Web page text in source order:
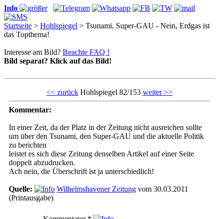
Info
Startseite > Hohlspiegel > Tsunami, Super-GAU - Nein, Erdgas ist
das Topthema!
Interesse am Bild? Beachte FAQ !
Bild separat? Klick auf das Bild!
<< zurück Hohlspiegel 82/153 weiter >>
Kommentar:
In einer Zeit, da der Platz in der Zeitung nicht ausreichen sollte
um über den Tsunami, den Super-GAU und die aktuelle Politik
zu berichten
leistet es sich diese Zeitung denselben Artikel auf einer Seite
doppelt abzudrucken.
Ach nein, die Überschrift ist ja unterschiedlich!
Quelle: Wilhelmshavener Zeitung vom 30.03.2011
(Printausgabe)